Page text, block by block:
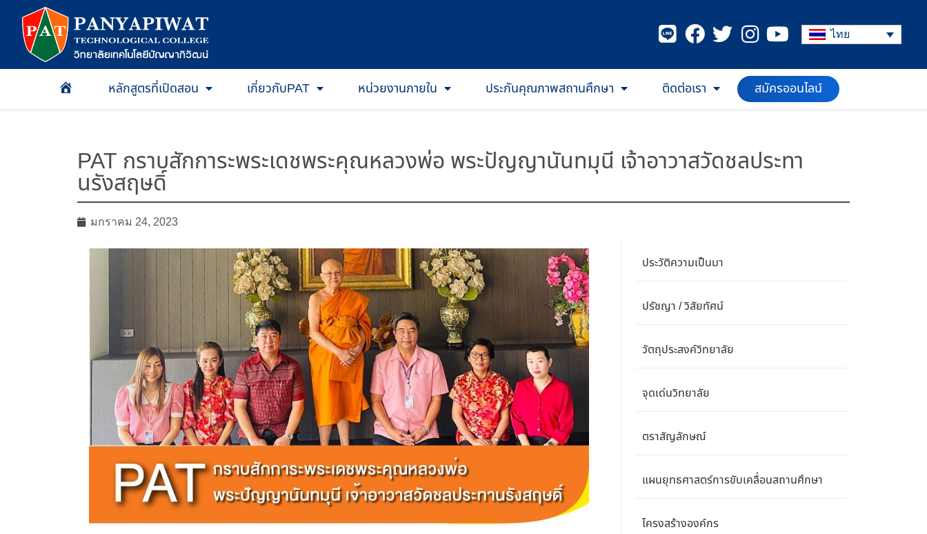
ไทย
หน้าเเรก
หลักสูตรที่เปิดสอน เกี่ยวกับPAT หน่วยงานภายใน ประกันคุณภาพสถานศึกษา ติดต่อเรา
สมัครออนไลน์
PAT กราบสักการะพระเดชพระคุณหลวงพ่อ พระปัญญานันทมุนี เจ้าอาวาสวัดชลประทา
นรังสฤษดิ์
มกราคม 24, 2023
ประวัติความเป็นมา
ปรัชญา / วิสัยทัศน์
วัตถุประสงค์วิทยาลัย
จุดเด่นวิทยาลัย
ตราสัญลักษณ์
แผนยุทธศาสตร์การขับเคลื่อนสถานศึกษา
โครงสร้างองค์กร